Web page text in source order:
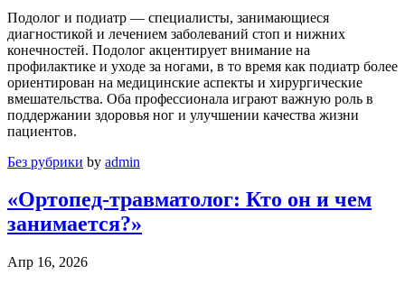
Подолог и подиатр — специалисты, занимающиеся
диагностикой и лечением заболеваний стоп и нижних
конечностей. Подолог акцентирует внимание на
профилактике и уходе за ногами, в то время как подиатр более
ориентирован на медицинские аспекты и хирургические
вмешательства. Оба профессионала играют важную роль в
поддержании здоровья ног и улучшении качества жизни
пациентов.
Без рубрики by admin
«Ортопед-травматолог: Кто он и чем
занимается?»
Апр 16, 2026